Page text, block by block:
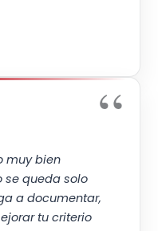
muy bien
se queda solo
a documentar,
tu criterio